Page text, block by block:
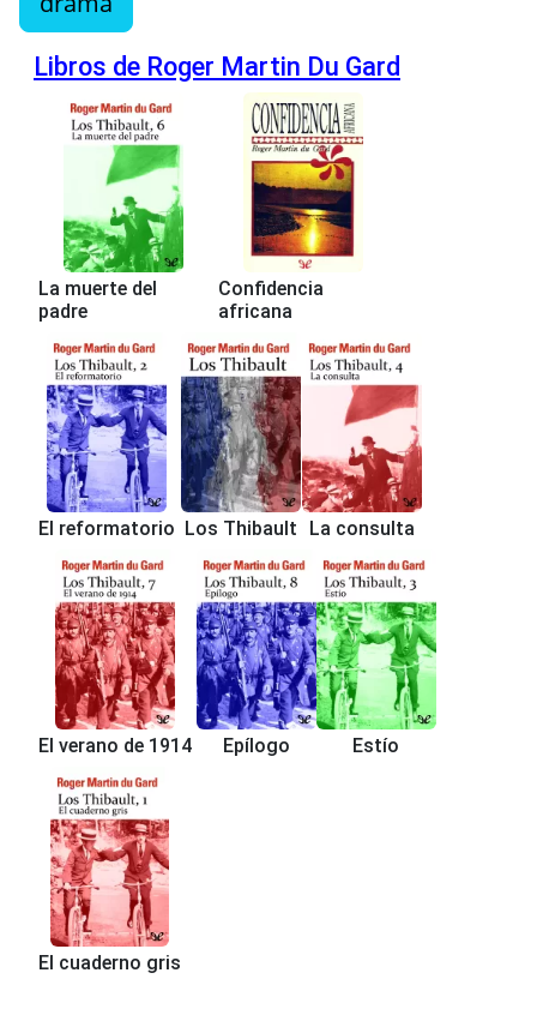
Libros de Roger Martin Du Gard
La muerte del
padre
Confidencia
africana
El reformatorio Los Thibault La consulta
El verano de 1914 Epílogo Estío
El cuaderno gris